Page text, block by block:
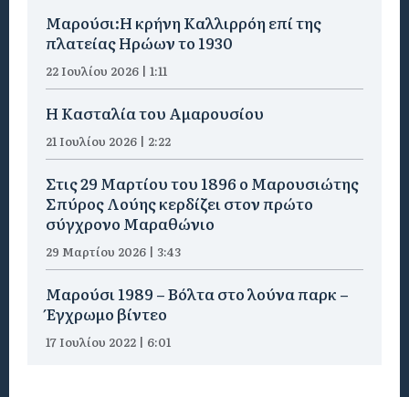
Μαρούσι:Η κρήνη Καλλιρρόη επί της
πλατείας Ηρώων το 1930
22 Ιουλίου 2026 | 1:11
Η Κασταλία του Αμαρουσίου
21 Ιουλίου 2026 | 2:22
Στις 29 Μαρτίου του 1896 ο Μαρουσιώτης
Σπύρος Λούης κερδίζει στον πρώτο
σύγχρονο Μαραθώνιο
29 Μαρτίου 2026 | 3:43
Μαρούσι 1989 – Βόλτα στο λούνα παρκ –
Έγχρωμο βίντεο
17 Ιουλίου 2022 | 6:01